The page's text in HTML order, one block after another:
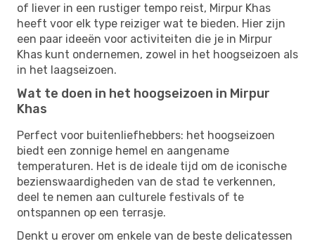
of liever in een rustiger tempo reist, Mirpur Khas
heeft voor elk type reiziger wat te bieden. Hier zijn
een paar ideeën voor activiteiten die je in Mirpur
Khas kunt ondernemen, zowel in het hoogseizoen als
in het laagseizoen.
Wat te doen in het hoogseizoen in Mirpur
Khas
Perfect voor buitenliefhebbers: het hoogseizoen
biedt een zonnige hemel en aangename
temperaturen. Het is de ideale tijd om de iconische
bezienswaardigheden van de stad te verkennen,
deel te nemen aan culturele festivals of te
ontspannen op een terrasje.
Denkt u erover om enkele van de beste delicatessen